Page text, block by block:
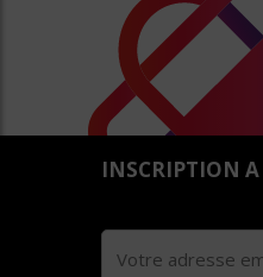
INSCRIPTION